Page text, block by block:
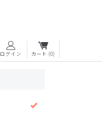
ログイン カート (0)